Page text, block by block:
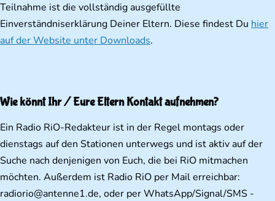
Teilnahme ist die vollständig ausgefüllte
Einverständniserklärung Deiner Eltern. Diese findest Du hier
auf der Website unter Downloads.
Wie könnt Ihr / Eure Eltern Kontakt aufnehmen?
Ein Radio RiO-Redakteur ist in der Regel montags oder
dienstags auf den Stationen unterwegs und ist aktiv auf der
Suche nach denjenigen von Euch, die bei RiO mitmachen
möchten. Außerdem ist Radio RiO per Mail erreichbar:
radiorio@antenne1.de, oder per WhatsApp/Signal/SMS -